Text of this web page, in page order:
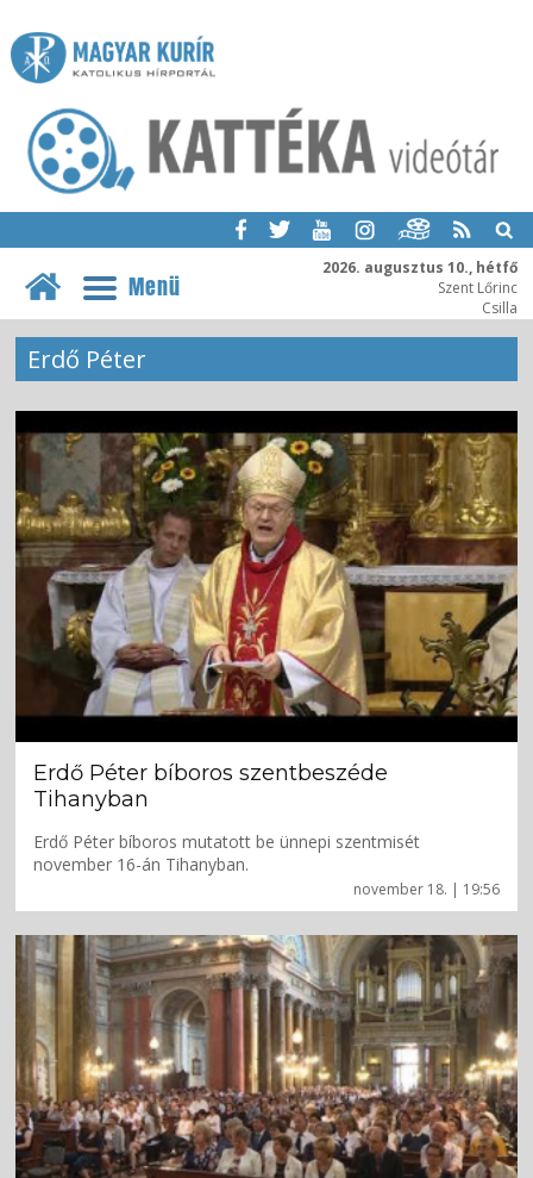
2026. augusztus 10., hétfő
Szent Lőrinc
Csilla
Menü
Erdő Péter
november 18. | 19:56
Erdő Péter bíboros szentbeszéde
Tihanyban
Erdő Péter bíboros mutatott be ünnepi szentmisét
november 16-án Tihanyban.